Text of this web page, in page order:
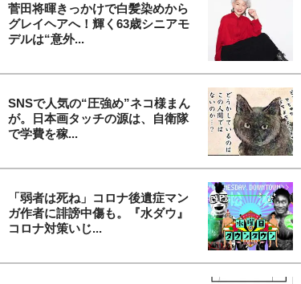
菅田将暉きっかけで白髪染めから
グレイヘアへ！輝く63歳シニアモ
デルは“意外...
SNSで人気の“圧強め”ネコ様まん
が。日本画タッチの源は、自衛隊
で学費を稼...
「弱者は死ね」コロナ後遺症マン
ガ作者に誹謗中傷も。『水ダウ』
コロナ対策いじ...